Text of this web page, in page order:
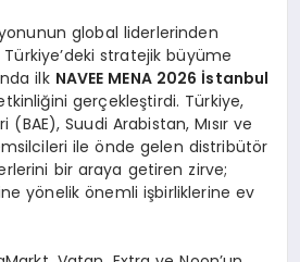
global liderlerinden
stratejik büyüme
ilk NAVEE MENA 2026 İstanbul
gerçekleştirdi. Türkiye,
(BAE), Suudi Arabistan, Mısır ve
ile önde gelen distribütör
bir araya getiren zirve;
yönelik önemli işbirliklerine ev